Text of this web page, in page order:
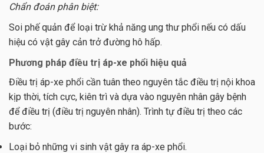
Chẩn đoán phân biệt:
Soi phế quản để loại trừ khả năng ung thư phổi nếu có dấu
hiệu có vật gây cản trở đường hô hấp.
Phương pháp điều trị áp-xe phổi hiệu quả
Điều trị áp-xe phổi cần tuân theo nguyên tắc điều trị nội khoa
kịp thời, tích cực, kiên trì và dựa vào nguyên nhân gây bệnh
để điều trị (điều trị nguyên nhân). Trình tự điều trị theo các
bước:
Loại bỏ những vi sinh vật gây ra áp-xe phổi.